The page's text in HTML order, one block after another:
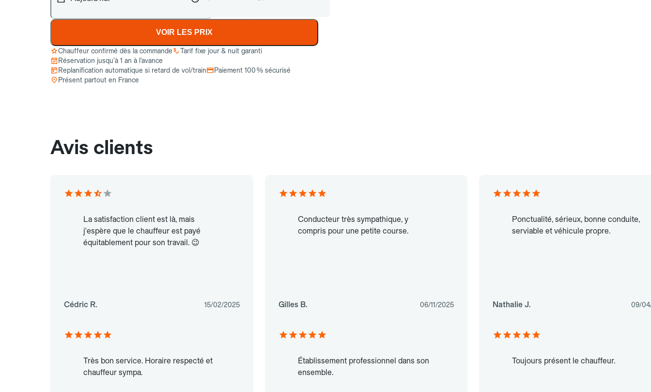
VOIR LES PRIX
Chauffeur confirmé dès la commande
Tarif fixe jour & nuit garanti
Réservation jusqu’à 1 an à l’avance
Replanification automatique si retard de vol/train
Paiement 100 % sécurisé
Présent partout en France
Avis clients
La satisfaction client est là, mais
j'espère que le chauffeur est payé
équitablement pour son travail. 😉
Cédric R. 15/02/2025
Conducteur très sympathique, y
compris pour une petite course.
Gilles B. 06/11/2025
Ponctualité, sérieux, bonne conduite,
serviable et véhicule propre.
Nathalie J. 09/
Très bon service. Horaire respecté et
chauffeur sympa.
Établissement professionnel dans son
ensemble.
Toujours présent le chauffeur.